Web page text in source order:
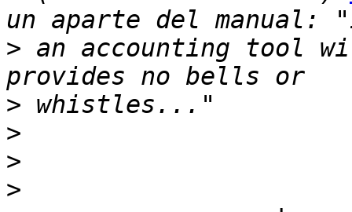
> an accounting tool
>
>
>
>